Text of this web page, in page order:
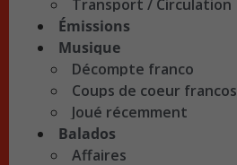
Transport / Circulation
Émissions
Musique
Décompte franco
Coups de coeur francos
Joué récemment
Balados
Affaires